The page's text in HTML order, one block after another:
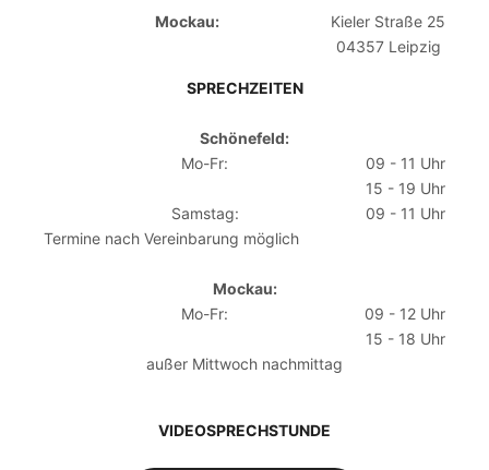
Mockau:
Kieler Straße 25
04357 Leipzig
SPRECHZEITEN
Schönefeld:
Mo-Fr:
09 - 11 Uhr
15 - 19 Uhr
Samstag:
09 - 11 Uhr
Termine nach Vereinbarung möglich
Mockau:
Mo-Fr:
09 - 12 Uhr
15 - 18 Uhr
außer Mittwoch nachmittag
VIDEOSPRECHSTUNDE